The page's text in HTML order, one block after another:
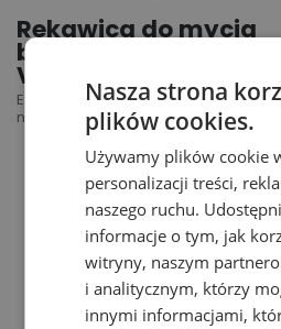
Rekawica do mycia
bawelna czesana
Very Black
Excellent Washing Glove DELUXE | nr
nr art. producenta: 601.50
Nasza strona
plików cookies.
Używamy plików cookie
personalizacji treści,
naszego ruchu.
informacje o tym, jak
witryny, naszym
i analitycznym, którzy
innymi informacjami,